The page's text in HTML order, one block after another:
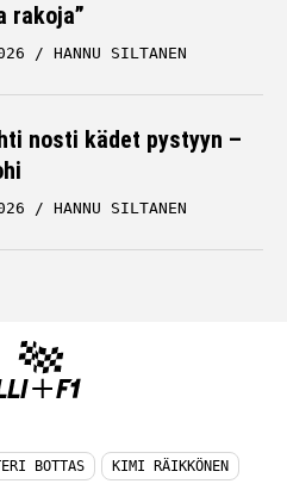
rakoja”
HANNU SILTANEN
nosti kädet pystyyn –
HANNU SILTANEN
BOTTAS KIMI RÄIKKÖNEN